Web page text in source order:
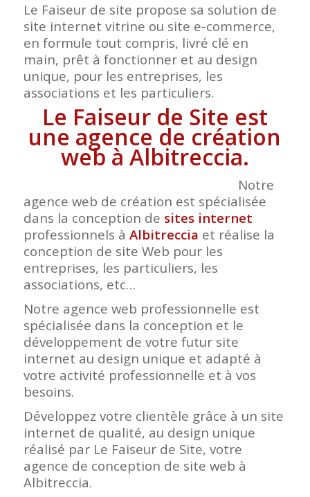
Le Faiseur de site propose sa solution de
site internet vitrine ou site e-commerce,
en formule tout compris, livré clé en
main, prêt à fonctionner et au design
unique, pour les entreprises, les
associations et les particuliers.
Le Faiseur de Site est
une agence de création
web à Albitreccia.
Notre
agence web de création est spécialisée
dans la conception de sites internet
professionnels à Albitreccia et réalise la
conception de site Web pour les
entreprises, les particuliers, les
associations, etc…
Notre agence web professionnelle est
spécialisée dans la conception et le
développement de votre futur site
internet au design unique et adapté à
votre activité professionnelle et à vos
besoins.
Développez votre clientèle grâce à un site
internet de qualité, au design unique
réalisé par Le Faiseur de Site, votre
agence de conception de site web à
Albitreccia.